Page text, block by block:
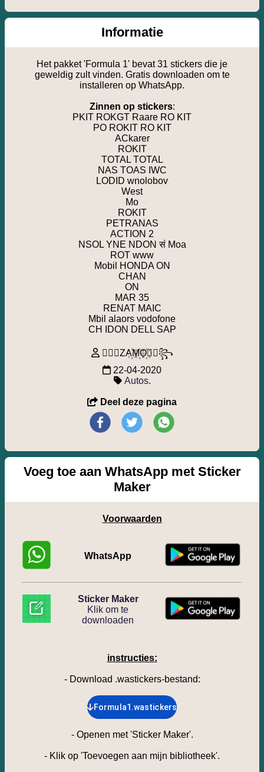
Informatie
Het pakket 'Formula 1' bevat 31 stickers die je
geweldig zult vinden. Gratis downloaden om te
installeren op WhatsApp.
Zinnen op stickers:
PKIT ROKGT Raare RO KIT
PO ROKIT RO KIT
ACkarer
ROKIT
TOTAL TOTAL
NAS TOAS IWC
LODID wnolobov
West
Mo
ROKIT
PETRANAS
ACTION 2
NSOL YNE NDON सं Moa
ROT www
Mobil HONDA ON
CHAN
ON
MAR 35
RENAT MAIC
Mbil alaors vodofone
CH IDON DELL SAP
꧁⃢⃟ZA꙰M꙰O꙰⃟⃢꧂
22-04-2020
Autos.
Deel deze pagina
Voeg toe aan WhatsApp met Sticker
Maker
Voorwaarden
WhatsApp
Sticker Maker
Klik om te
downloaden
instructies:
- Download .wastickers-bestand:
Formula1.wastickers
- Openen met 'Sticker Maker'.
- Klik op 'Toevoegen aan mijn bibliotheek'.